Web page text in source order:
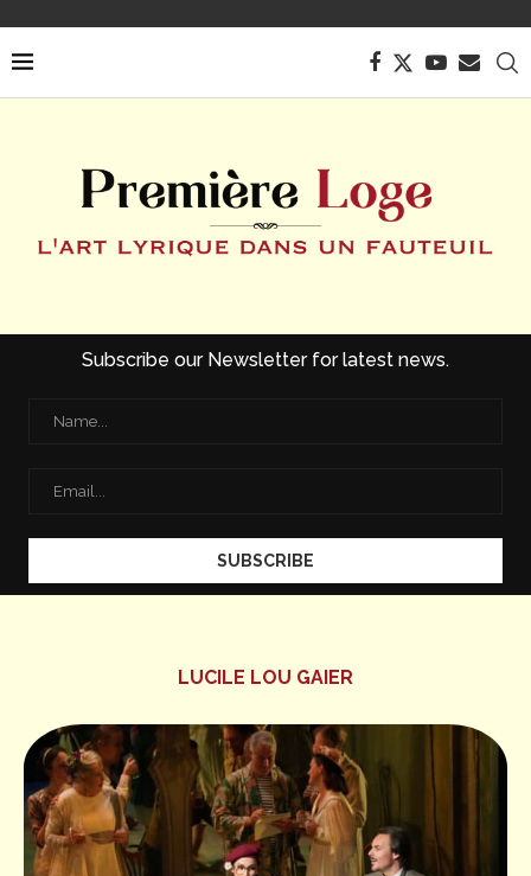
Subscribe our Newsletter for latest news.
LUCILE LOU GAIER